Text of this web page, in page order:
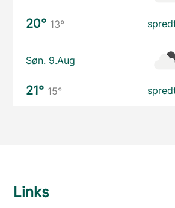
20° 13°
Søn. 9.Aug
21° 15°
Links